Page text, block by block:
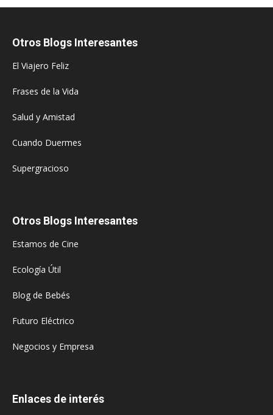
Otros Blogs Interesantes
El Viajero Feliz
Frases de la Vida
Salud y Amistad
Cuando Duermes
Supergracioso
Otros Blogs Interesantes
Estamos de Cine
Ecología Útil
Blog de Bebés
Futuro Eléctrico
Negocios y Empresa
Enlaces de interés